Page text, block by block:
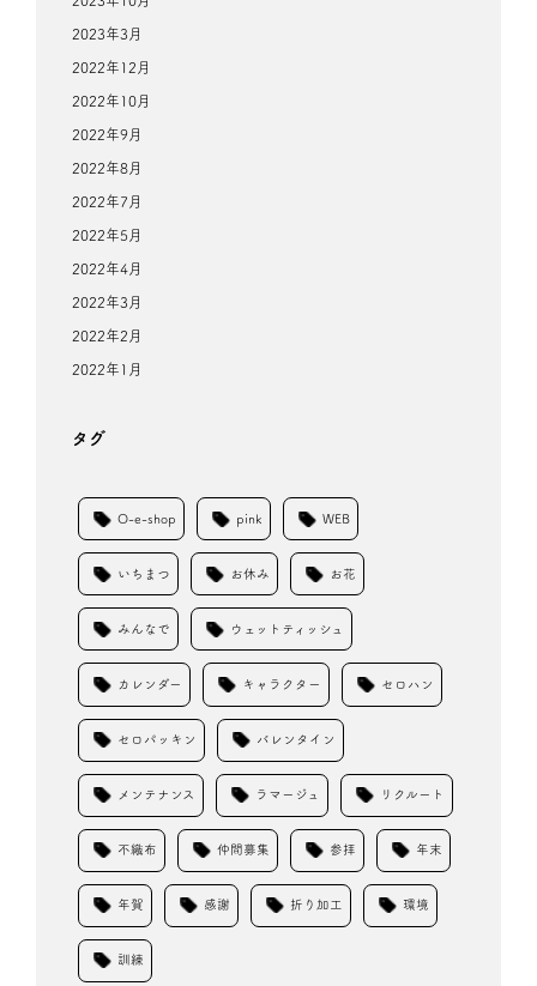
2023年3月
2022年12月
2022年10月
2022年9月
2022年8月
2022年7月
2022年5月
2022年4月
2022年3月
2022年2月
2022年1月
タグ
O-e-shop pink WEB
いちまつ お休み お花
みんなで ウェットティッシュ
カレンダー キャラクター セロハン
セロパッキン バレンタイン
メンテナンス ラマージュ リクルート
不織布 仲間募集 参拝 年末
年賀 感謝 折り加工 環境
訓練